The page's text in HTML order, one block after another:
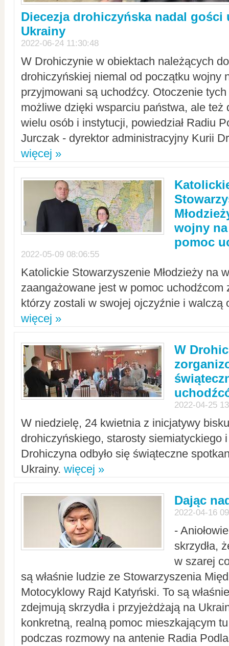
Diecezja drohiczyńska nadal gości
Ukrainy
2022-06-24 11:30:48
W Drohiczynie w obiektach należących
drohiczyńskiej niemal od początku wojny
przyjmowani są uchodźcy. Otoczenie
możliwe dzięki wsparciu państwa, ale też
wielu osób i instytucji, powiedział Radiu
Jurczak - dyrektor administracyjny Kurii
więcej »
wojny
pomoc
2022-05-09 08:06:55
Katolickie Stowarzyszenie Młodzieży na
zaangażowane jest w pomoc uchodźcom
którzy zostali w swojej ojczyźnie i walczą
więcej »
W
2022-04-25
W niedzielę, 24 kwietnia z inicjatywy
drohiczyńskiego, starosty siemiatyckiego
Drohiczyna odbyło się świąteczne
Ukrainy. więcej »
Dając
2022-04-16
-
skrzydła,
w szarej
są właśnie ludzie ze Stowarzyszenia
Motocyklowy Rajd Katyński. To są
zdejmują skrzydła i przyjeżdżają na
konkretną, realną pomoc mieszkającym
podczas rozmowy na antenie Radia